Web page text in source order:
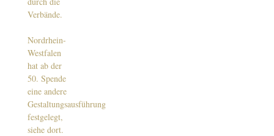
Verbände.
Nordrhein-
Westfalen
hat ab der
50. Spende
eine andere
Gestaltungsausführung
festgelegt,
siehe dort.